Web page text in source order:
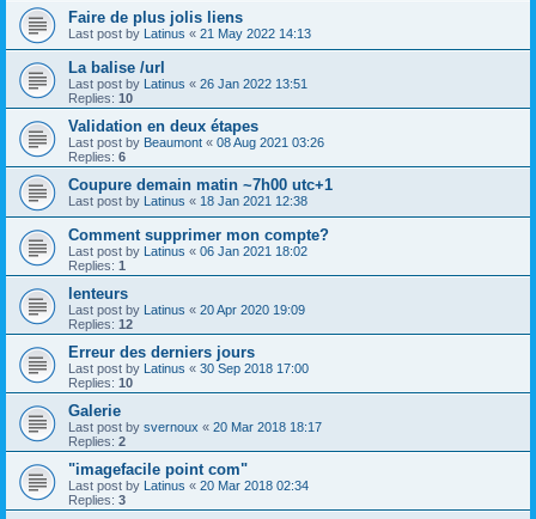
Faire de plus jolis liens
Last post by Latinus « 21 May 2022 14:13
La balise /url
Last post by Latinus « 26 Jan 2022 13:51
Replies: 10
Validation en deux étapes
Last post by Beaumont « 08 Aug 2021 03:26
Replies: 6
Coupure demain matin ~7h00 utc+1
Last post by Latinus « 18 Jan 2021 12:38
Comment supprimer mon compte?
Last post by Latinus « 06 Jan 2021 18:02
Replies: 1
lenteurs
Last post by Latinus « 20 Apr 2020 19:09
Replies: 12
Erreur des derniers jours
Last post by Latinus « 30 Sep 2018 17:00
Replies: 10
Galerie
Last post by svernoux « 20 Mar 2018 18:17
Replies: 2
"imagefacile point com"
Last post by Latinus « 20 Mar 2018 02:34
Replies: 3